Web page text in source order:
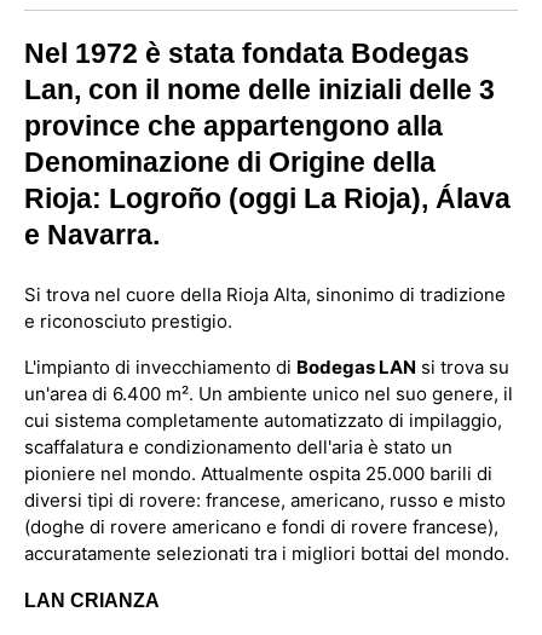
Nel 1972 è stata fondata Bodegas
Lan, con il nome delle iniziali delle 3
province che appartengono alla
Denominazione di Origine della
Rioja: Logroño (oggi La Rioja), Álava
e Navarra.
Si trova nel cuore della Rioja Alta, sinonimo di tradizione
e riconosciuto prestigio.
L'impianto di invecchiamento di Bodegas LAN si trova su
un'area di 6.400 m². Un ambiente unico nel suo genere, il
cui sistema completamente automatizzato di impilaggio,
scaffalatura e condizionamento dell'aria è stato un
pioniere nel mondo. Attualmente ospita 25.000 barili di
diversi tipi di rovere: francese, americano, russo e misto
(doghe di rovere americano e fondi di rovere francese),
accuratamente selezionati tra i migliori bottai del mondo.
LAN CRIANZA